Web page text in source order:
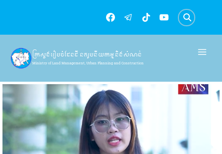
content
ក្រសួងរៀបចំដែនដី នគរូបនីយកម្ម និងសំណង់
Ministry of Land Management, Urban Planning and Construction